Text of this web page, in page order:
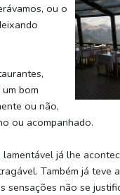
ou o
bom
ou não,
ou acompanhado.
já lhe
Também já teve
não se